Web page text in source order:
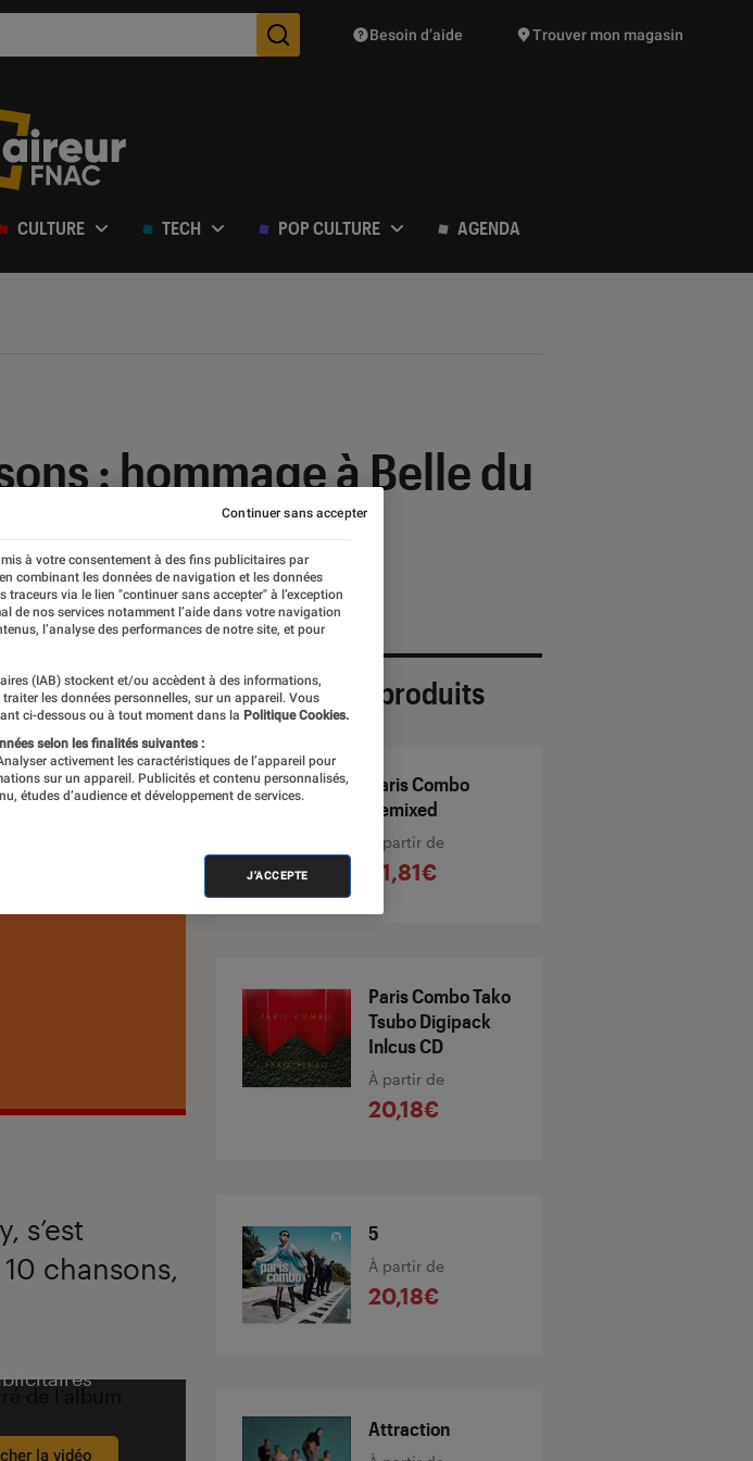
Des suggestions de produits vont vous être proposées
Besoin d’aide Trouver mon magasin
CULTURE TECH POP CULTURE AGENDA
: hommage à Belle du
s’est
chansons,
la vidéo
de l’album
Sélection de produits
Paris Combo
Remixed
À partir de
51,81€
Paris Combo Tako
Tsubo Digipack
Inlcus CD
À partir de
20,18€
5
À partir de
20,18€
Attraction
à votre consentement à des fins publicitaires par
combinant les données de navigation et les données
traceurs via le lien "continuer sans accepter" à l’exception
de nos services notamment l’aide dans votre navigation
l’analyse des performances de notre site, et pour
(IAB) stockent et/ou accèdent à des informations,
les données personnelles, sur un appareil. Vous
ci-dessous ou à tout moment dans la Politique Cookies.
selon les finalités suivantes :
activement les caractéristiques de l’appareil pour
sur un appareil. Publicités et contenu personnalisés,
études d’audience et développement de services.
J'ACCEPTE
Continuer sans accepter